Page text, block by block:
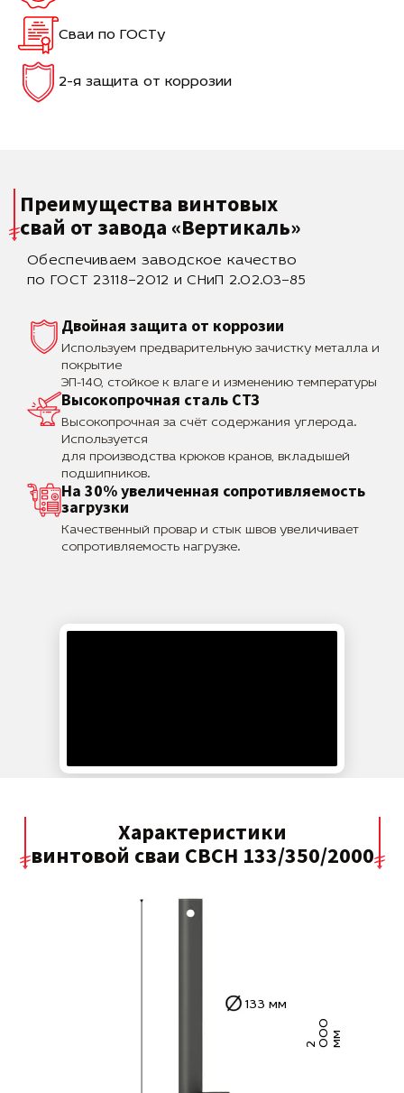
Сваи по ГОСТу
2-я защита от коррозии
Преимущества винтовых
свай от завода «Вертикаль»
Обеспечиваем заводское качество
по ГОСТ 23118–2012 и СНиП 2.02.03–85
Двойная защита от коррозии
Используем предварительную зачистку металла и
покрытие
ЭП-140, стойкое к влаге и изменению температуры
Высокопрочная сталь СТЗ
Высокопрочная за счёт содержания углерода.
Используется
для производства крюков кранов, вкладышей
подшипников.
На 30% увеличенная сопротивляемость
загрузки
Качественный провар и стык швов увеличивает
сопротивляемость нагрузке.
Характеристики
винтовой сваи СВСН 133/350/2000
2
0 0
0
м м
133 мм